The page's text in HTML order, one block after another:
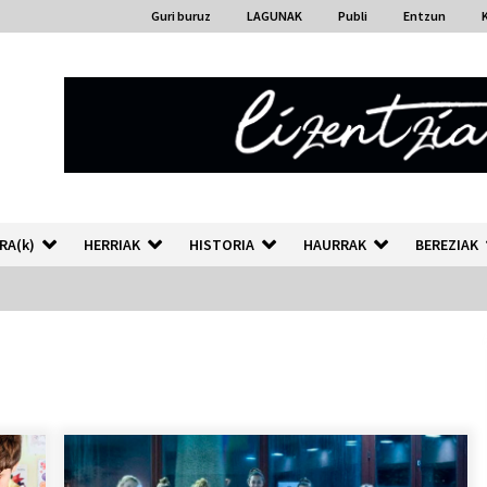
Guri buruz LAGUNAK Publi Entzun
HERRIAK HISTORIA HAURRAK BEREZIAK
Auzoportala : 1×04 Auzofoniak